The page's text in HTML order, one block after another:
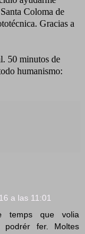
Coloma de
Gracias a
50 minutos de
humanismo:
a las 11:01
temps que volia
fer. Moltes